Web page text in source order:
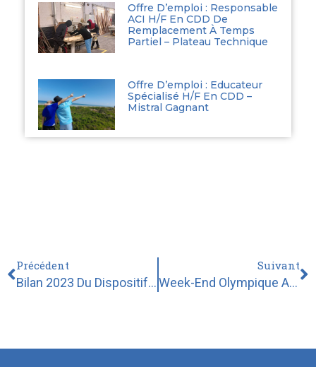
Offre D’emploi : Responsable
ACI H/F En CDD De
Remplacement À Temps
Partiel – Plateau Technique
Offre D’emploi : Educateur
Spécialisé H/F En CDD –
Mistral Gagnant
Précédent
Bilan 2023 Du Dispositif Atout Parent
Suivant
Week-End Olympique Avec Itinéraires !